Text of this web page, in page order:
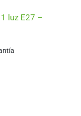
luz E27 –